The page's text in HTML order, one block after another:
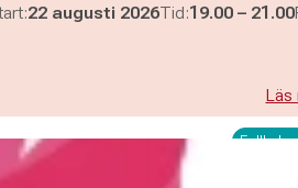
22 augusti 2026Tid:Pågår
19.00 – och
21.00
Läs